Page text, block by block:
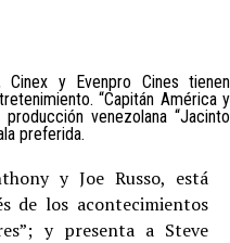
y Evenpro Cines tienen
“Capitán América y
venezolana “Jacinto
preferida.
y Joe Russo, está
de los acontecimientos
y presenta a Steve